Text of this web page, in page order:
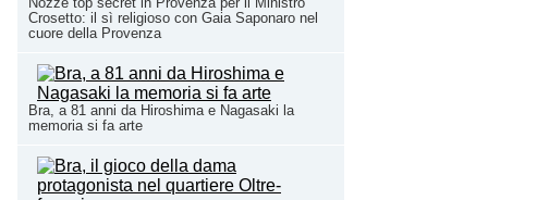
Crosetto: il sì religioso con Gaia Saponaro nel
cuore della Provenza
Bra, a 81 anni da Hiroshima e Nagasaki la
memoria si fa arte